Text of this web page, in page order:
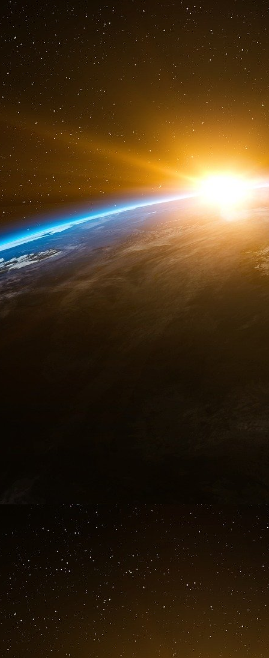
Connu pour ses « coups de gueule », il
médias libres sur le web, tels que
https://x.com/JANVIERClaude1 , anime
chaîne YouTube Divergence
Mondialisation.ca, Crash de Bug, les
François Lagarde. Diplômé d’une école de
l’analyse détaillée de la gestion des deniers
de gauche, du centre ou de droite. Choqué
s’est mobilisé pour dénoncer haut et fort le
dirigeantes ou mandatées, cherchant à
leurs manœuvres déplorables. Témoin des
fonds de pension et des banques
travers ses écrits, à mettre en garde un large
qui gangrènent profondément la société
15/12/2015
C’est au château de Versailles que 750
de la fondation placée sous le signe de
En 1975, le projet d’une French-American
suivante à Washington par les deux
A l’époque, les relations franco-américaines
prioritaire de les réchauffer. Quarante ans
fondation, Jean-Luc Allavena, « nos
bonnes ». C’est donc dans une atmosphère
château de Versailles, le dîner de gala du